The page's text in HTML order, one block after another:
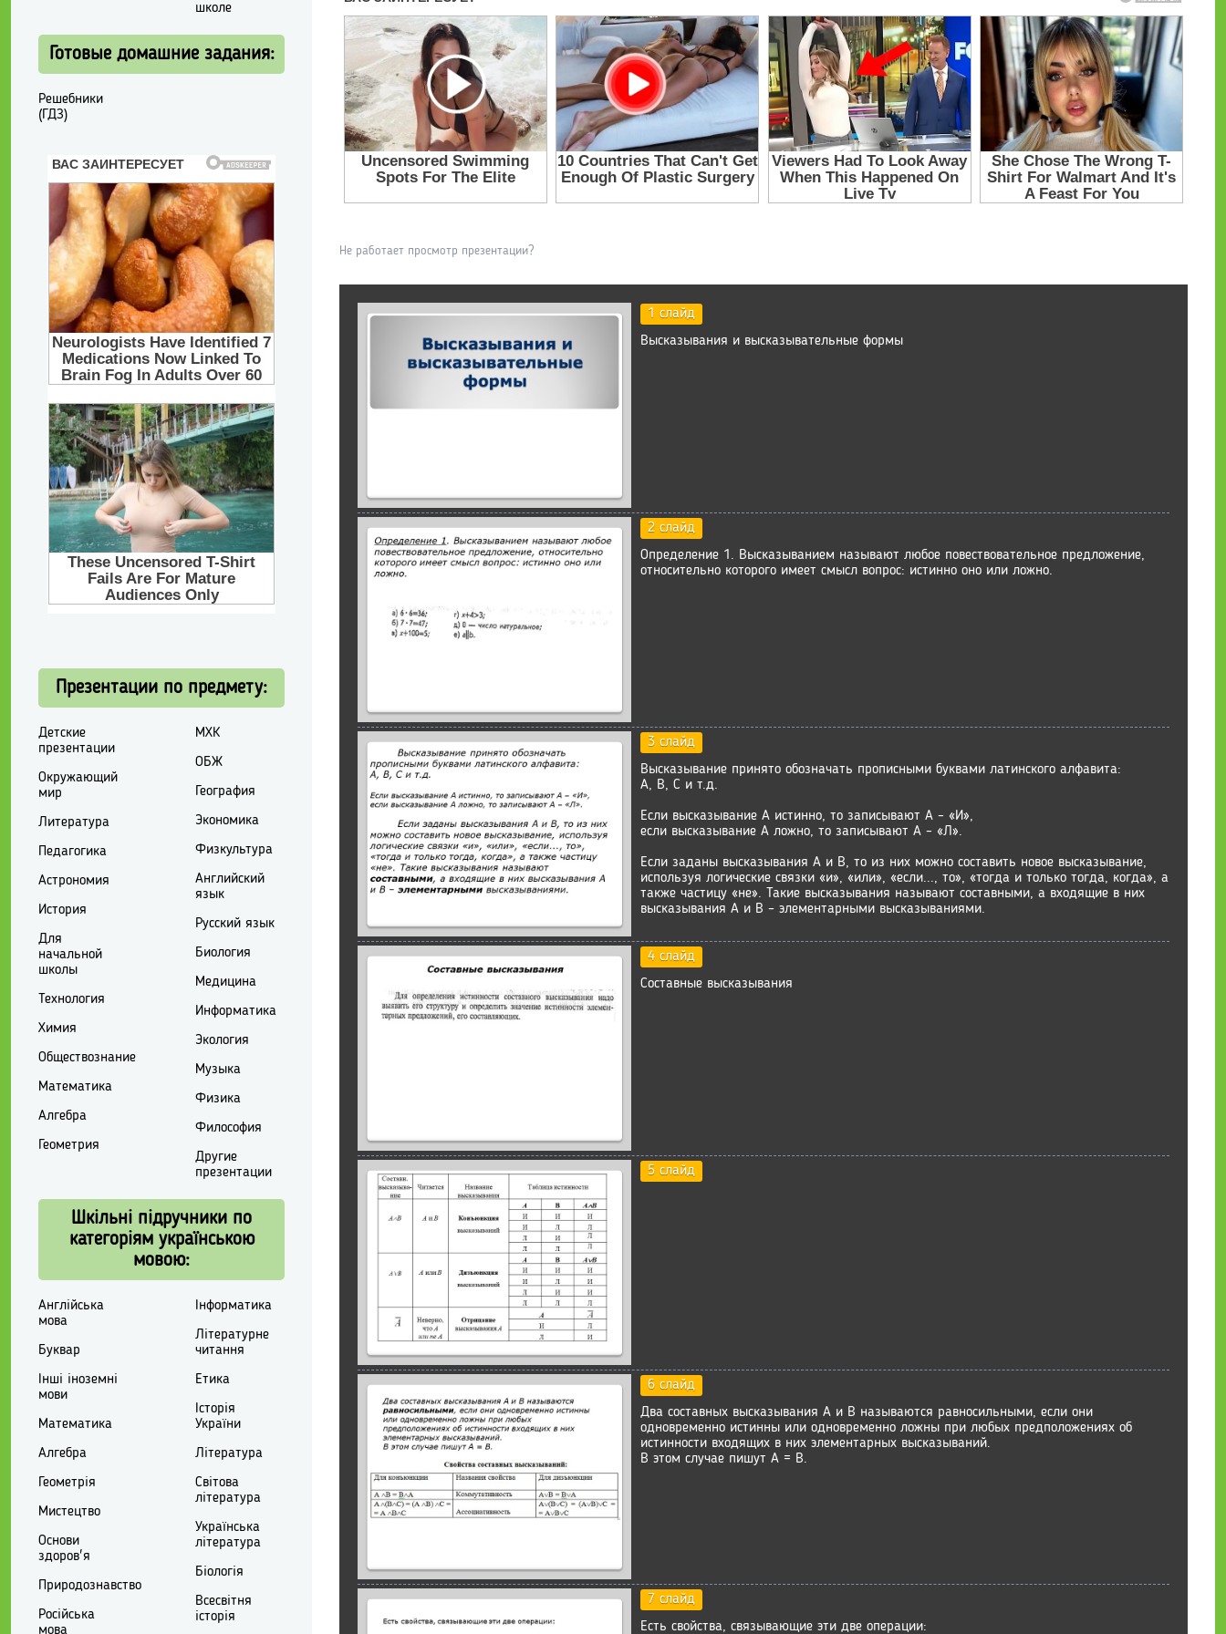
Не работает просмотр презентации?
1 слайд
Высказывания и высказывательные формы
2 слайд
Определение 1. Высказыванием называют любое повествовательное предложение,
относительно которого имеет смысл вопрос: истинно оно или ложно.
3 слайд
Высказывание принято обозначать прописными буквами латинского алфавита:
А, В, С и т.д.
Если высказывание А истинно, то записывают А – «И»,
если высказывание А ложно, то записывают А – «Л».
Если заданы высказывания А и В, то из них можно составить новое высказывание,
используя логические связки «и», «или», «если..., то», «тогда и только тогда, когда», а
также частицу «не». Такие высказывания называют составными, а входящие в них
высказывания А и В – элементарными высказываниями.
4 слайд
Составные высказывания
5 слайд
6 слайд
Два составных высказывания А и В называются равносильными, если они
одновременно истинны или одновременно ложны при любых предположениях об
истинности входящих в них элементарных высказываний.
В этом случае пишут А = В.
7 слайд
Есть свойства, связывающие эти две операции:
школе
Готовые домашние задания:
Решебники
(ГДЗ)
Презентации по предмету:
Детские
презентации
Окружающий
мир
Литература
Педагогика
Астрономия
История
Для
начальной
школы
Технология
Химия
Обществознание
Математика
Алгебра
Геометрия
МХК
ОБЖ
География
Экономика
Физкультура
Английский
язык
Русский язык
Биология
Медицина
Информатика
Экология
Музыка
Физика
Философия
Другие
презентации
Шкільні підручники по
категоріям українською
мовою:
Англійська
мова
Буквар
Інші іноземні
мови
Математика
Алгебра
Геометрія
Мистецтво
Основи
здоров'я
Природознавство
Російська
мова
Інформатика
Літературне
читання
Етика
Історія
України
Література
Світова
література
Українська
література
Біологія
Всесвітня
історія